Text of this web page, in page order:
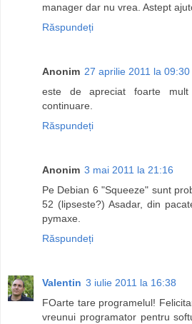
manager dar nu vrea. Astept
Răspundeți
Anonim 27 aprilie 2011 la 09:30
este de apreciat foarte
continuare.
Răspundeți
Anonim 3 mai 2011 la 21:16
Pe Debian 6 "Squeeze" sunt
52 (lipseste?) Asadar, din
pymaxe.
Răspundeți
Valentin 3 iulie 2011 la 16:38
FOarte tare programelul!
vreunui programator pentru